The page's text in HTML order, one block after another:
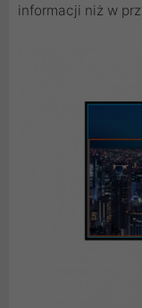
informacji niż w